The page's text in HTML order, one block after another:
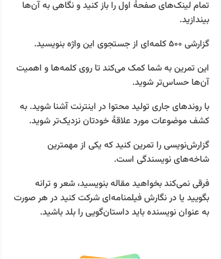
تمام لینک‌­های صفحۀ اول را باز کنید و نگاهی به آن‌ها
بیندازید.
گزارشی ۵۰۰ کلمه‌ای از جستجوی این واژه بنویسید.
این تمرین به شما کمک می‌کند تا روی کلمه‌ها و اهمیت
آن‌ها حساس‌تر شوید.
با روندهای جاری تولید محتوا در اینترنت آشنا شوید. به
کشف موضوعات مورد علاقۀ خودتان نزدیک‌تر شوید.
گزارش‌نویسی را تمرین کنید که یکی از مهم‎ترین
شاخه‌های نویسندگی است.
فرقی نمی‌کند بخواهید مقاله بنویسید، شعر و ترانه
بگویید یا در نگارش فیلمنامه‌ای شرکت کنید در هر صورت
به عنوان نویسنده باید داستان­‌گویی را بلد باشید.